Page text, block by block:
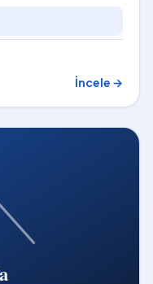
İncele →